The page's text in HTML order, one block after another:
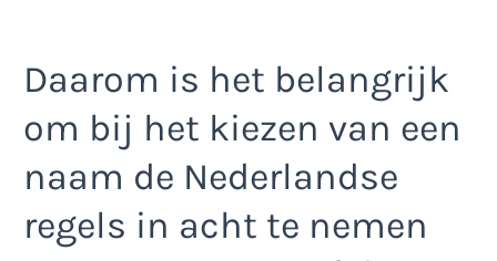
Daarom is het belangrijk
om bij het kiezen van een
naam de Nederlandse
regels in acht te nemen